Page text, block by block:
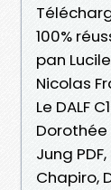
100%
pan
Nicolas
Le DALF
Dorothée
Jung
Chapiro,